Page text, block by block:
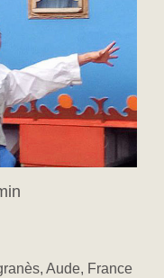
Aude, France